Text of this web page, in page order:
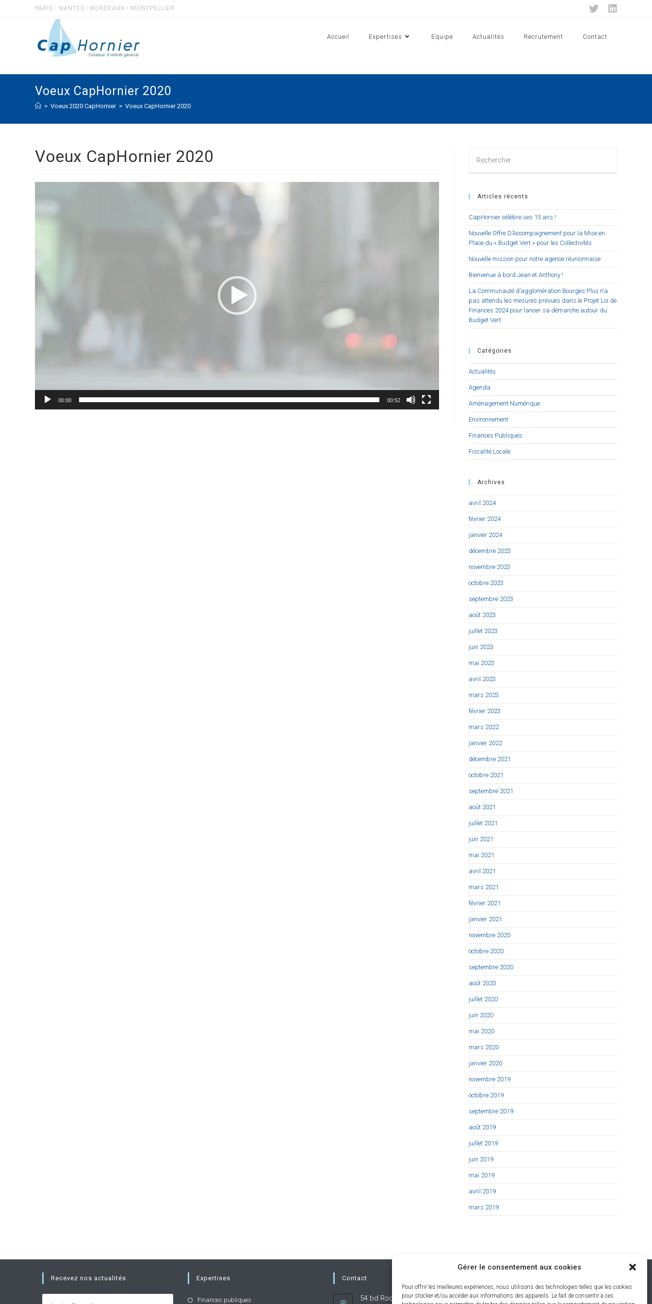
Gérer le consentement aux cookies
Pour offrir les meilleures expériences, nous utilisons des technologies telles que les cookies
pour stocker et/ou accéder aux informations des appareils. Le fait de consentir à ces
PARIS - NANTES - BORDEAUX - MONTPELLIER
Accueil Expertises Equipe Actualités Recrutement Contact
Voeux CapHornier 2020
> Voeux 2020 CapHornier > Voeux CapHornier 2020
Voeux CapHornier 2020
00:00 00:52
sur
Articles récents
CapHornier célèbre ses 15 ans !
Nouvelle Offre D’Accompagnement pour la Mise en
Place du « Budget Vert » pour les Collectivités
Nouvelle mission pour notre agence réunionnaise
Bienvenue à bord Jean et Anthony !
La Communauté d’agglomération Bourges Plus n’a
pas attendu les mesures prévues dans le Projet Loi de
Finances 2024 pour lancer sa démarche autour du
Budget Vert
Catégories
Actualités
Agenda
Aménagement Numérique
Environnement
Finances Publiques
Fiscalité Locale
Archives
avril 2024
février 2024
janvier 2024
décembre 2023
novembre 2023
octobre 2023
septembre 2023
août 2023
juillet 2023
juin 2023
mai 2023
avril 2023
mars 2023
février 2023
mars 2022
janvier 2022
décembre 2021
octobre 2021
septembre 2021
août 2021
juillet 2021
juin 2021
mai 2021
avril 2021
mars 2021
février 2021
janvier 2021
novembre 2020
octobre 2020
septembre 2020
août 2020
juillet 2020
juin 2020
mai 2020
mars 2020
janvier 2020
novembre 2019
octobre 2019
septembre 2019
août 2019
juillet 2019
juin 2019
mai 2019
avril 2019
mars 2019
Recevez nos actualités Expertises
Finances publiques
Contact
54 bd Rodin 92130 Issy-Les-